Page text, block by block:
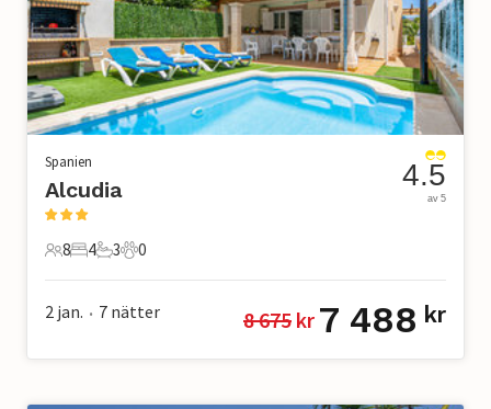
Spanien
Alcudia
8 Gäster
8
4 Sovrum
4
3 Badrum
3
0 Husdjur
0
4.5
av 5
2 jan. • 7 nätter 8 675 kr 7 488 kr